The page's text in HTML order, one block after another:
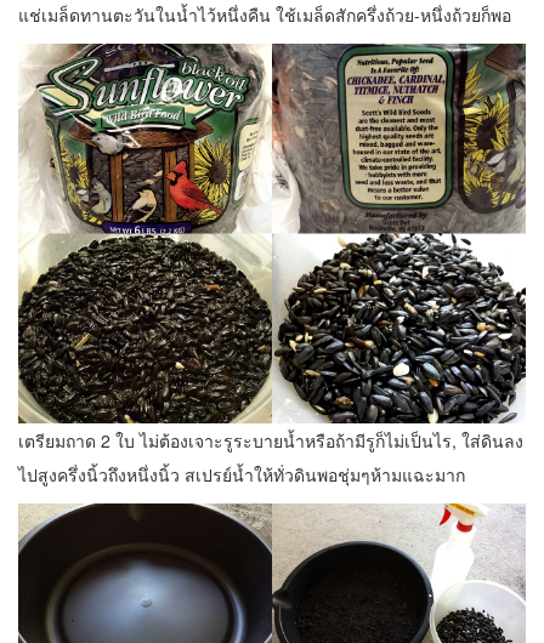
แช่เมล็ดทานตะวันในน้ำไว้หนึ่งคืน ใช้เมล็ดสักครึ่งถ้วย-หนึ่งถ้วยก็พอ
เตรียมถาด 2 ใบ ไม่ต้องเจาะรูระบายน้ำหรือถ้ามีรูก็ไม่เป็นไร, ใส่ดินลง
ไปสูงครึ่งนิ้วถึงหนึ่งนิ้ว สเปรย์น้ำให้ทั่วดินพอชุ่มๆห้ามแฉะมาก